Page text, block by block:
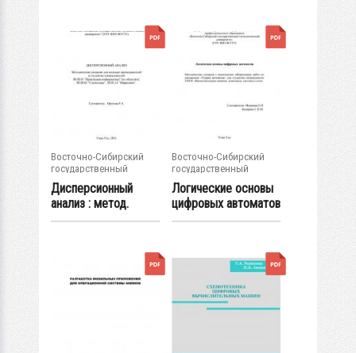
Восточно-Сибирский
государственный
университет...
Дисперсионный
анализ : метод.
указания для...
Восточно-Сибирский
государственный
университет...
Логические основы
цифровых автоматов
: метод....